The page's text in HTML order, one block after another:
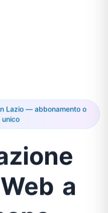
Lazio — abbonamento o
Web a